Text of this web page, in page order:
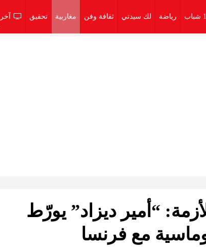
رياضة لك سيدتي ثقافة وفن مغاربية تحقيق
“أمير ديزاد” يورّط
مع فرنسا